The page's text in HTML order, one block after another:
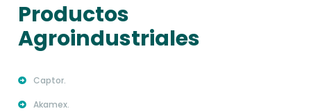
Productos
Agroindustriales
Captor.
Akamex.